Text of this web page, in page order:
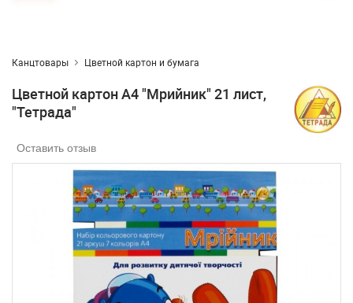
Канцтовары Цветной картон и бумага
Цветной картон А4 "Мрийник" 21 лист,
"Тетрада"
Оставить отзыв